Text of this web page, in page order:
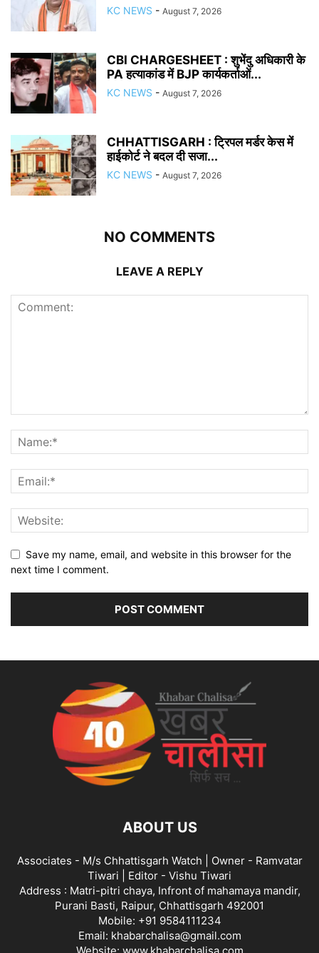
KC NEWS - August 7, 2026
CBI CHARGESHEET : शुभेंदु अधिकारी के
PA हत्याकांड में BJP कार्यकर्ताओं...
KC NEWS - August 7, 2026
CHHATTISGARH : ट्रिपल मर्डर केस में
हाईकोर्ट ने बदल दी सजा...
KC NEWS - August 7, 2026
NO COMMENTS
LEAVE A REPLY
Save my name, email, and website in this browser for the
next time I comment.
ABOUT US
Associates - M/s Chhattisgarh Watch | Owner - Ramvatar
Tiwari | Editor - Vishu Tiwari
Address : Matri-pitri chaya, Infront of mahamaya mandir,
Purani Basti, Raipur, Chhattisgarh 492001
Mobile: +91 9584111234
Email: khabarchalisa@gmail.com